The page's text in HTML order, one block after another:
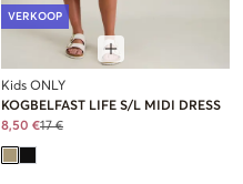
VERKOOP
Kids ONLY
KOGBELFAST LIFE S/L MIDI DRESS
8,50 €17 €